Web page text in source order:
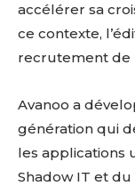
accélérer sa
ce contexte,
recrutement de
Avanoo a
génération qui
les applications
Shadow IT et